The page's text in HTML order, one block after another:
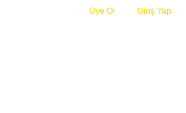
Üye Ol Giriş Yap